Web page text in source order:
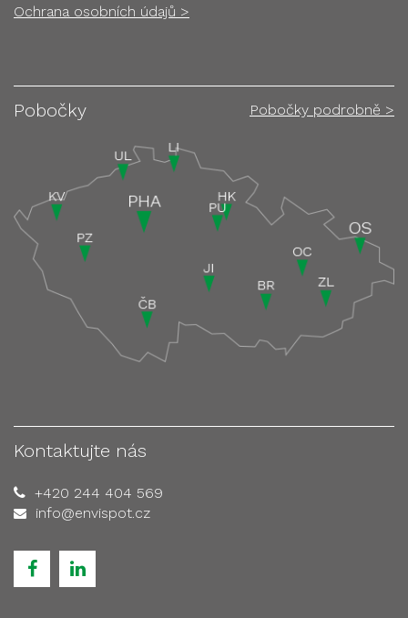
Ochrana osobních údajů >
Pobočky Pobočky podrobně >
Kontaktujte nás
+420 244 404 569
info@envispot.cz